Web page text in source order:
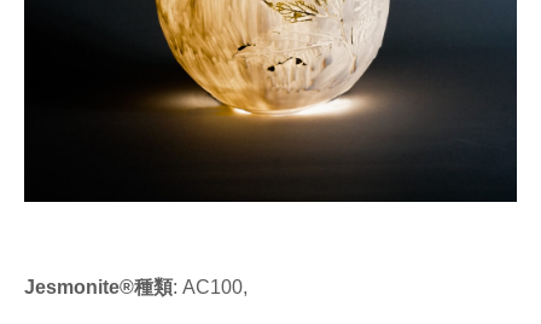
Jesmonite®種類: AC100,